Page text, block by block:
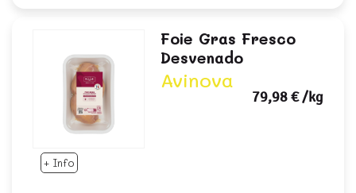
+ Info
Foie Gras Fresco
Desvenado
Avinova
79,98 €/kg